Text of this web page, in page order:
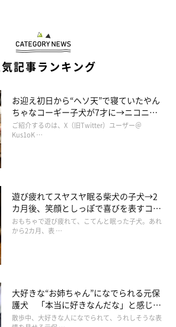
記事ランキング
お迎え初日から“ヘソ天”で寝ていたやん
ちゃなコーギー子犬が7才に→ニコニ
コ“コーギースマイル”が魅力のコに成
長！
ご紹介するのは、X（旧Twitter）ユーザー＠
Kus1oK …
遊び疲れてスヤスヤ眠る柴犬の子犬→2
カ月後、笑顔としっぽで喜びを表すコに
成長！
おもちゃで遊び疲れて、こてんと眠った子犬。あれ
から2カ月、表 …
大好きな“お姉ちゃん”になでられる元保
護犬 「本当に好きなんだな」と感じる
表情にほっこり
散歩中、大好きな人になでられて、うれしそうな表